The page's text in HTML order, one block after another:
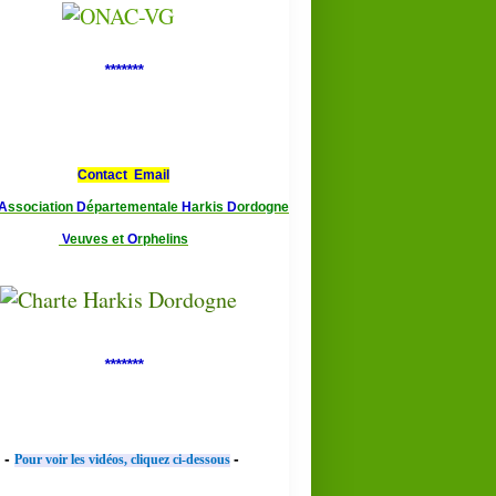
*******
Contact Email
ssociation Départementale Harkis Dordogne
Veuves et Orphelins
*******
- Pour voir les vidéos, cliquez ci-dessous -